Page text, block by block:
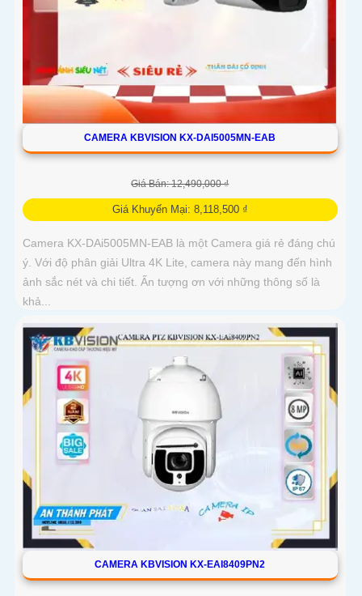
CAMERA KBVISION KX-DAI5005MN-EAB
Giá Bán: 12,490,000 ₫
Giá Khuyến Mại: 8,118,500 ₫
Camera KX-DAi5005MN-EAB là một Camera giá rẻ đáng chú
ý. Với độ phân giải Ultra 4K Lite, camera này mang đến hình
ảnh sắc nét và chi tiết. Ấn tượng ơn với những thông số là
khả...
CAMERA KBVISION KX-EAI8409PN2